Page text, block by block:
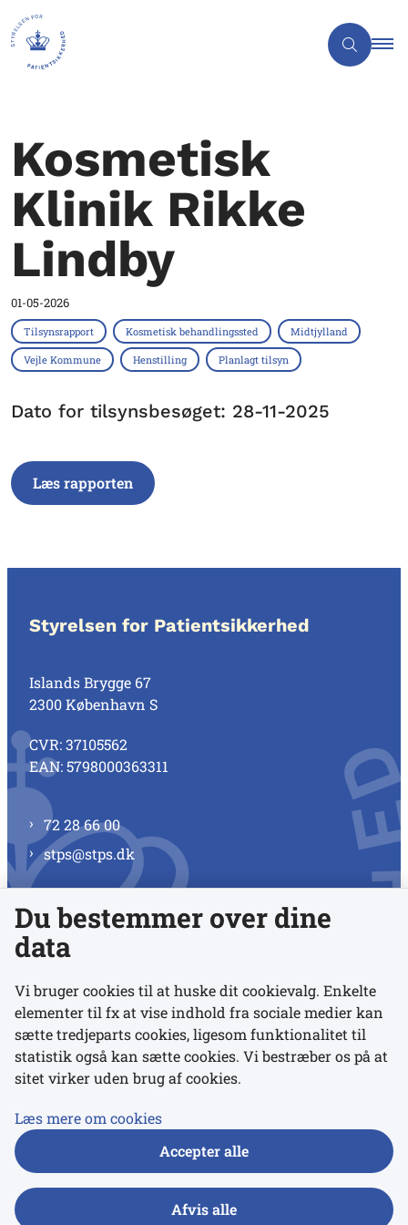
Kosmetisk
Klinik Rikke
Lindby
01-05-2026
Tilsynsrapport Kosmetisk behandlingssted Midtjylland
Vejle Kommune Henstilling Planlagt tilsyn
Dato for tilsynsbesøget: 28-11-2025
Læs rapporten
Styrelsen for Patientsikkerhed
Islands Brygge 67
2300 København S
CVR: 37105562
EAN: 5798000363311
72 28 66 00
stps@stps.dk
Se alle kontaktnumre
Links
Udgivelser
Du bestemmer over dine
data
Vi bruger cookies til at huske dit cookievalg. Enkelte
elementer til fx at vise indhold fra sociale medier kan
sætte tredjeparts cookies, ligesom funktionalitet til
statistik også kan sætte cookies. Vi bestræber os på at
sitet virker uden brug af cookies.
Læs mere om cookies
Accepter alle
Afvis alle